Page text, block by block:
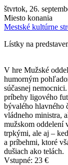
štvrtok, 26.
Miesto konania
Mestské kultúrne
Lístky na
V hre Mužské
humorným
súčasnej
príbehy ligového
bývalého hlavného
vládneho ministra,
mužskom oddelení
trpkými, ale aj –
a príbehmi, ktoré
dušiach ako telách.
Vstupné: 23 €